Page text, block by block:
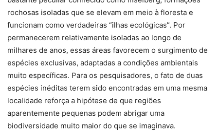
rochosas isoladas que se elevam em meio à floresta e
funcionam como verdadeiras “ilhas ecológicas”. Por
permanecerem relativamente isoladas ao longo de
milhares de anos, essas áreas favorecem o surgimento de
espécies exclusivas, adaptadas a condições ambientais
muito específicas. Para os pesquisadores, o fato de duas
espécies inéditas terem sido encontradas em uma mesma
localidade reforça a hipótese de que regiões
aparentemente pequenas podem abrigar uma
biodiversidade muito maior do que se imaginava.